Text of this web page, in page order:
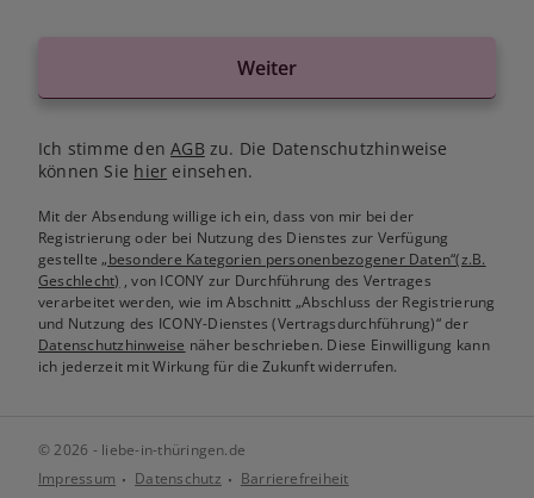
Weiter
Ich stimme denAGB zu. Die Datenschutzhinweise
können Sie hier einsehen.
Mit der Absendung willige ich ein, dass von mir bei der
Registrierung oder bei Nutzung des Dienstes zur Verfügung
gestellte„besondere Kategorien personenbezogener Daten“(z.B.
Geschlecht) , von ICONY zur Durchführung des Vertrages
verarbeitet werden, wie im Abschnitt „Abschluss der Registrierung
und Nutzung des ICONY-Dienstes (Vertragsdurchführung)“ der
Datenschutzhinweise näher beschrieben. Diese Einwilligung kann
ich jederzeit mit Wirkung für die Zukunft widerrufen.
© 2026 - liebe-in-thüringen.de
Impressum
Datenschutz Barrierefreiheit